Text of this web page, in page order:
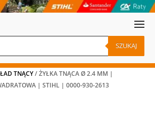
SZUKAJ
TNĄCY/ ŻYŁKA TNĄCA Ø 2.4 MM |
| STIHL | 0000-930-2613